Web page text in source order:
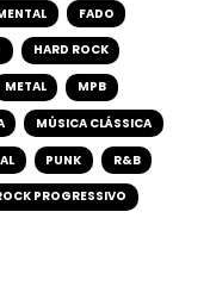
FADO
HARD ROCK
METAL MPB
MÚSICA CLÁSSICA
PUNK R&B
PROGRESSIVO